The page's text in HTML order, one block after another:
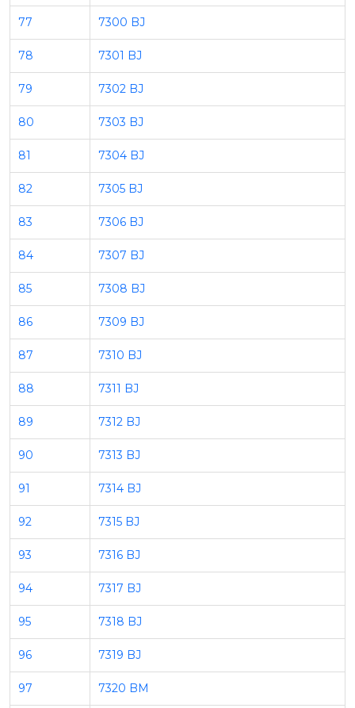
77 7300 BJ
78 7301 BJ
79 7302 BJ
80 7303 BJ
81 7304 BJ
82 7305 BJ
83 7306 BJ
84 7307 BJ
85 7308 BJ
86 7309 BJ
87 7310 BJ
88 7311 BJ
89 7312 BJ
90 7313 BJ
91 7314 BJ
92 7315 BJ
93 7316 BJ
94 7317 BJ
95 7318 BJ
96 7319 BJ
97 7320 BM